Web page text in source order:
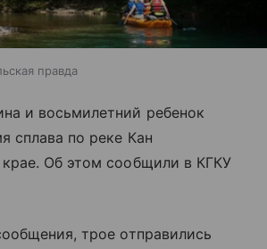
правда
и восьмилетний ребенок
сплава по реке Кан
Об этом сообщили в КГКУ
трое отправились